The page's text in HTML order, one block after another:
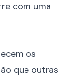
com uma
os
que outras